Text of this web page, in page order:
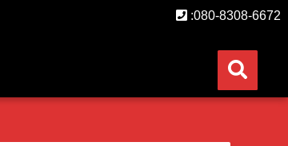
:080-8308-6672